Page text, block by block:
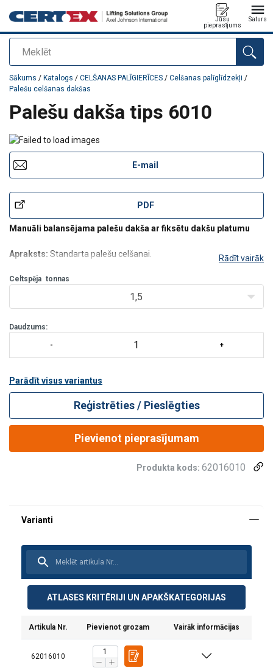
Meklēt
Jūsu
pieprasījums
Saturs
Pievienots jūsu pasūtījumam
Sākums / Katalogs / CELŠANAS PALĪGIERĪCES / Celšanas palīglīdzekļi /
Palešu celšanas dakšas
Palešu dakša tips 6010
E-mail
PDF
Manuāli balansējama palešu dakša ar fiksētu dakšu platumu
Apraksts: Standarta palešu celšanai.
jānovieto
atbilstošā strēles iedaļā, lai iegūtu optimālu līdzsvarojumu
Pārbaudes slodze:1,5 x WLL
Rādīt vairāk
Celtspēja tonnas
1,5
Daudzums:
Parādīt visus variantus
Reģistrēties / Pieslēgties
Pievienot pieprasījumam
Produkta kods: 62016010
ATLASES KRITĒRIJI UN APAKŠKATEGORIJAS
Artikula Nr. Pievienot grozam Vairāk informācijas
62016010